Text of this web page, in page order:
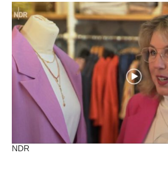
NDR